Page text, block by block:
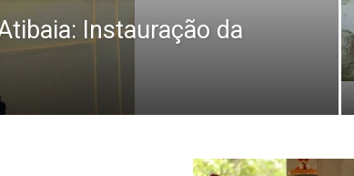
Instauração da